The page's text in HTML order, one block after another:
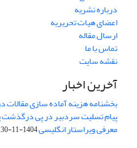
درباره نشریه
اعضای هیات تحریریه
ارسال مقاله
تماس با ما
نقشه سایت
آخرین اخبار
بخشنامه هزینه آماده سازی مقالات در
پیام تسلیت سردبیر در پی درگذشت
معرفی ویراستار انگلیسی1404-11-30